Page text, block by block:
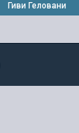
Гиви Геловани